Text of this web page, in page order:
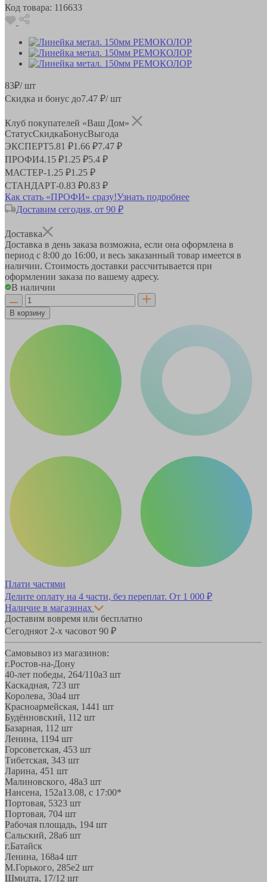
Код товара: 116633
83₽/ шт
Скидка и бонус до7.47 ₽/ шт
Клуб покупателей «Ваш Дом»
СтатусСкидкаБонусВыгода
ЭКСПЕРТ5.81 ₽1.66 ₽7.47 ₽
ПРОФИ4.15 ₽1.25 ₽5.4 ₽
МАСТЕР-1.25 ₽1.25 ₽
СТАНДАРТ-0.83 ₽0.83 ₽
Как стать «ПРОФИ» сразу!Узнать подробнее
Доставим сегодня, от 90 ₽
Доставка
Доставка в день заказа возможна, если она оформлена в
период с 8:00 до 16:00, и весь заказанный товар имеется в
наличии. Стоимость доставки рассчитывается при
оформлении заказа по вашему адресу.
В наличии
В корзину
Плати частями
Делите оплату на 4 части, без переплат. От 1 000 ₽
Наличие в магазинах
Доставим вовремя или бесплатно
Сегодняот 2-х часовот 90 ₽
Самовывоз из магазинов:
г.Ростов-на-Дону
40-лет победы, 264/110а3 шт
Каскадная, 723 шт
Королева, 30а4 шт
Красноармейская, 1441 шт
Будённовский, 11 2 шт
Базарная, 11 2 шт
Ленина, 1194 шт
Горсоветская, 453 шт
Тибетская, 343 шт
Ларина, 451 шт
Малиновского, 48а3 шт
Нансена, 152а13.08, с 17:00*
Портовая, 5323 шт
Портовая, 704 шт
Рабочая площадь, 194 шт
Сальский, 28a6 шт
г.Батайск
Ленина, 168а4 шт
М.Горького, 285е2 шт
Шмидта, 17/1 2 шт